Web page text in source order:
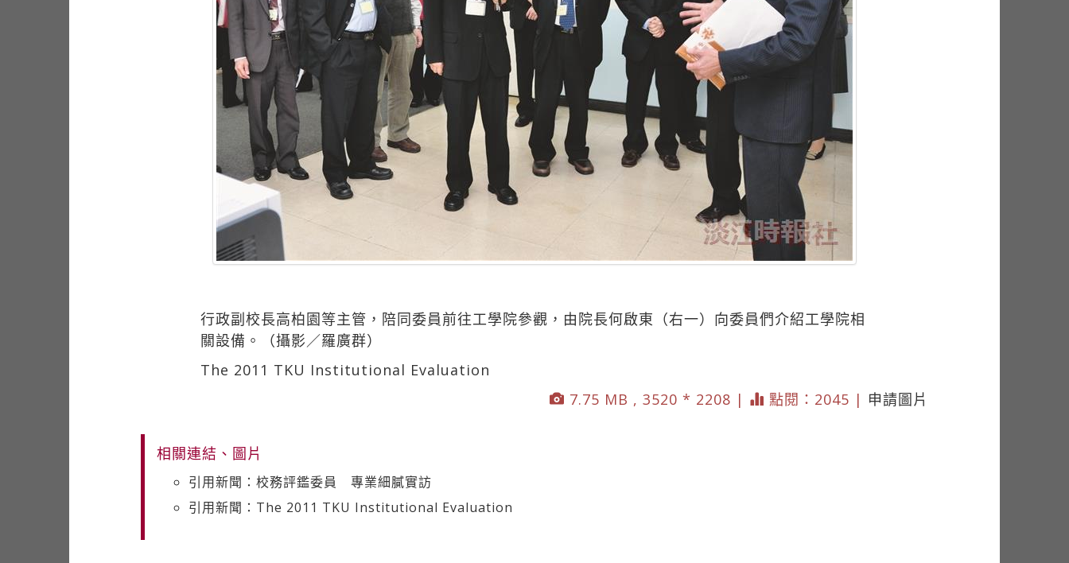
行政副校長高柏園等主管，陪同委員前往工學院參觀，由院長何啟東（右一）向委員們介紹工學院相
關設備。（攝影／羅廣群）
The 2011 TKU Institutional Evaluation
7.75 MB , 3520 * 2208 |
點閱：2045 | 申請圖片
相關連結、圖片
引用新聞：校務評鑑委員 專業細膩實訪
引用新聞：The 2011 TKU Institutional Evaluation